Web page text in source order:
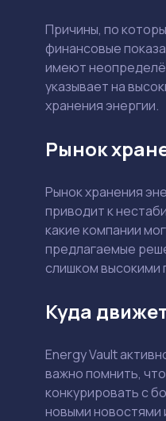
Причины, по
финансовые
имеют
указывает на
хранения энергии.
Рынок
Рынок хранения
приводит к
какие компании
предлагаемые
слишком высокими
Куда
Energy Vault
важно помнить,
конкурировать с
новыми новостями